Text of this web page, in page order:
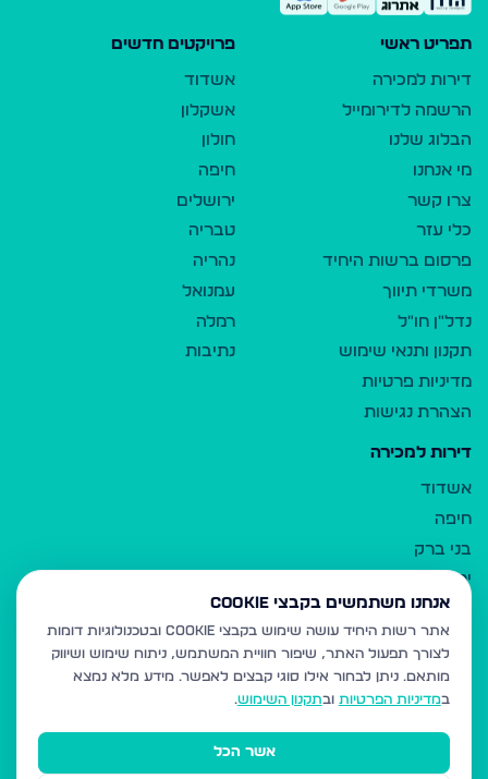
תפריט ראשי
דירות למכירה
הרשמה לדירומייל
הבלוג שלנו
מי אנחנו
צרו קשר
כלי עזר
פרסום ברשות היחיד
משרדי תיווך
נדל"ן חו"ל
תקנון ותנאי שימוש
מדיניות פרטיות
הצהרת נגישות
פרויקטים חדשים
אשדוד
אשקלון
חולון
חיפה
ירושלים
טבריה
נהריה
עמנואל
רמלה
נתיבות
דירות למכירה
אשדוד
חיפה
בני ברק
ירושלים
אלעד
גבעת זאב
בית שמש
רכסים
מודיעין עילית
אנחנו משתמשים בקבצי Cookie
אתר רשות היחיד עושה שימוש בקבצי Cookie ובטכנולוגיות דומות
לצורך תפעול האתר, שיפור חוויית המשתמש, ניתוח שימוש ושיווק
מותאם. ניתן לבחור אילו סוגי קבצים לאפשר. מידע מלא נמצא
במדיניות הפרטיות ובתקנון השימוש.
אשר הכל